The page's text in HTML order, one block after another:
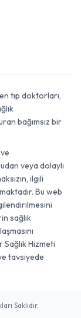
tıp doktorları,
bağımsız bir
veya dolaylı
ilgili
Bu web
sağlık
Hizmeti
tavsiyede
Saklıdır.